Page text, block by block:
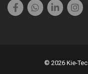
© 2026 Kie-